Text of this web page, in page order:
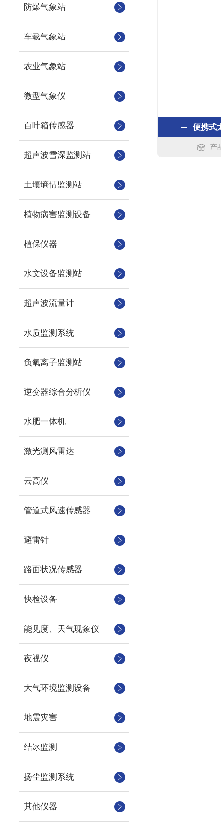
防爆气象站
车载气象站
农业气象站
微型气象仪
百叶箱传感器
超声波雪深监测站
土壤墒情监测站
植物病害监测设备
植保仪器
水文设备监测站
超声波流量计
水质监测系统
负氧离子监测站
逆变器综合分析仪
水肥一体机
激光测风雷达
云高仪
管道式风速传感器
避雷针
路面状况传感器
快检设备
能见度、天气现象仪
夜视仪
大气环境监测设备
地震灾害
结冰监测
扬尘监测系统
其他仪器
便携式
产